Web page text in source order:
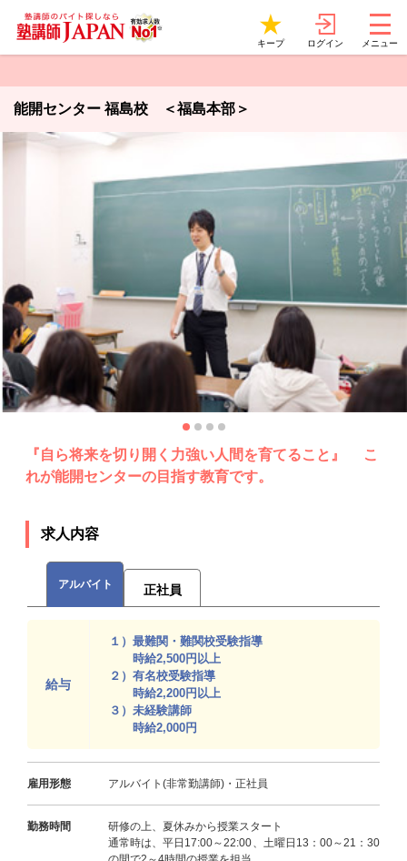
キープ ログイン メニュー
能開センター 福島校 ＜福島本部＞
『自ら将来を切り開く力強い人間を育てること』 こ
れが能開センターの目指す教育です。
求人内容
アルバイト 正社員
給与
１）最難関・難関校受験指導
時給2,500円以上
２）有名校受験指導
時給2,200円以上
３）未経験講師
時給2,000円
雇用形態 アルバイト(非常勤講師)・正社員
勤務時間
研修の上、夏休みから授業スタート
通常時は、平日17:00～22:00、土曜日13：00～21：30